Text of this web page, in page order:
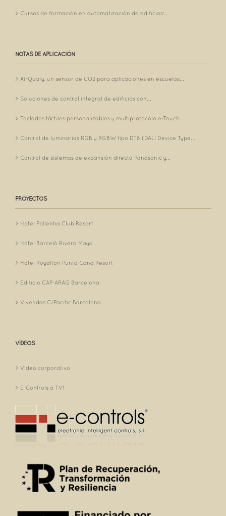
Cursos de formación en automatización de edificios:...
NOTAS DE APLICACIÓN
AirQualy, un sensor de CO2 para aplicaciones en escuelas...
Soluciones de control integral de edificios con...
Teclados táctiles personalizables y multiprotocolo e-Touch...
Control de luminarias RGB y RGBW tipo DT8 (DALI Device Type...
Control de sistemas de expansión directa Panasonic y...
PROYECTOS
Hotel Pollentia Club Resort
Hotel Barceló Rivera Maya
Hotel Royalton Punta Cana Resort
Edificio CAP-ARAG Barcelona
Vivendas C/Pacific Barcelona
VÍDEOS
Vídeo corporativo
E-Controls a TV1